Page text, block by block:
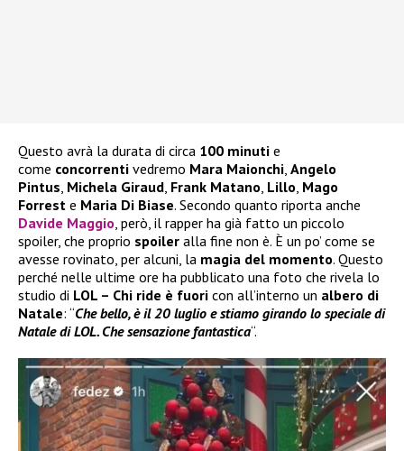
Questo avrà la durata di circa 100 minuti e
come concorrenti vedremo Mara Maionchi, Angelo
Pintus, Michela Giraud, Frank Matano, Lillo, Mago
Forrest e Maria Di Biase. Secondo quanto riporta anche
Davide Maggio, però, il rapper ha già fatto un piccolo
spoiler, che proprio spoiler alla fine non è. È un po’ come se
avesse rovinato, per alcuni, la magia del momento. Questo
perché nelle ultime ore ha pubblicato una foto che rivela lo
studio di LOL – Chi ride è fuori con all’interno un albero di
Natale: “Che bello, è il 20 luglio e stiamo girando lo speciale di
Natale di LOL. Che sensazione fantastica“.